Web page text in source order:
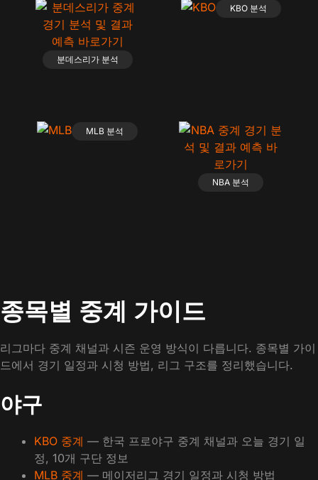
분데스리가 분석
KBO 분석
MLB 분석
NBA 분석
종목별 중계 가이드
리그마다 중계 채널과 시즌 운영 방식이 다릅니다. 종목별 가이
드에서 경기 일정과 시청 방법, 리그 구조를 정리했습니다.
야구
KBO 중계 — 한국 프로야구 중계 채널과 오늘 경기 일
정, 10개 구단 정보
MLB 중계 — 메이저리그 경기 일정과 시청 방법